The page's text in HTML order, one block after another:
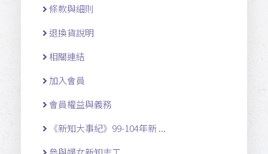
條款與細則
退換貨說明
相關連結
加入會員
會員權益與義務
《新知大事紀》99-104年新 ...